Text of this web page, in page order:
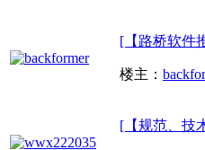
[【路桥软件
楼主：
[【规范、技